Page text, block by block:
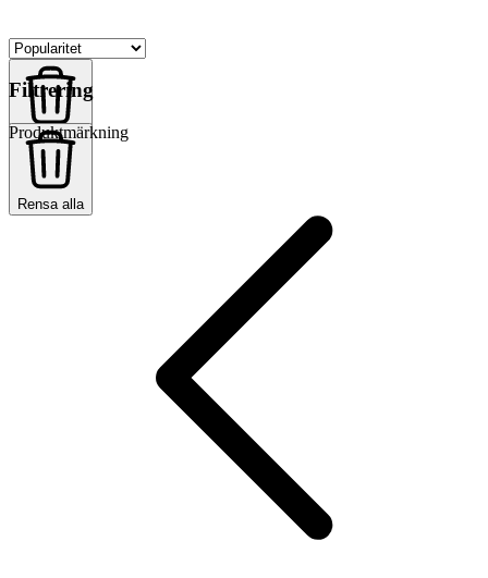
Rensa alla
Filtrering
Rensa alla
Produktmärkning